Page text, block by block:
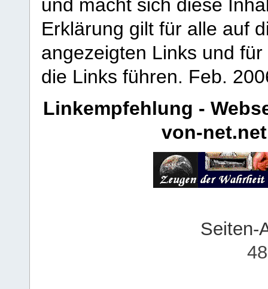
und macht sich diese
Erklärung gilt für alle auf
angezeigten Links und
die Links führen. Feb.
Linkempfehlung -
von-net.net
Seiten-